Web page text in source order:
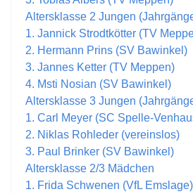
Altersklasse 2 Jungen
1. Jannick Strodtkötter (TV
2. Hermann Prins (SV Bawinkel)
3. Jannes Ketter (TV Meppen)
4. Msti Nosian (SV Bawinkel)
Altersklasse 3 Jungen
1. Carl Meyer (SC Spelle-
2. Niklas Rohleder (vereinslos)
3. Paul Brinker (SV Bawinkel)
Altersklasse 2/3 Mädchen
1. Frida Schwenen (VfL Emslage)